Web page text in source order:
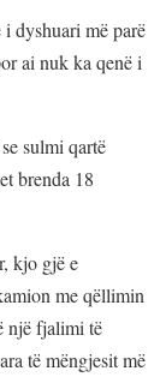
dyshuari më parë
ai nuk ka qenë i
sulmi qartë
brenda 18
kjo gjë e
me qëllimin
një fjalimi të
të mëngjesit më